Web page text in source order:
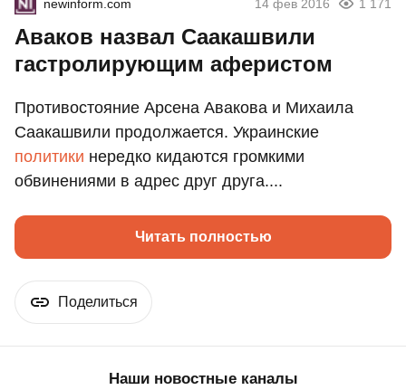
newinform.com 14 фев 2016 1 171
Аваков назвал Саакашвили
гастролирующим аферистом
Противостояние Арсена Авакова и Михаила
Саакашвили продолжается. Украинские
политики нередко кидаются громкими
обвинениями в адрес друг друга....
Читать полностью
Поделиться
Наши новостные каналы